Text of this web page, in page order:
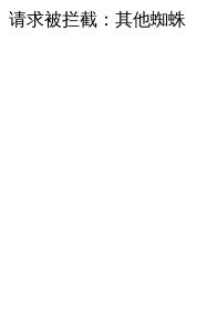
请求被拦截：其他蜘蛛